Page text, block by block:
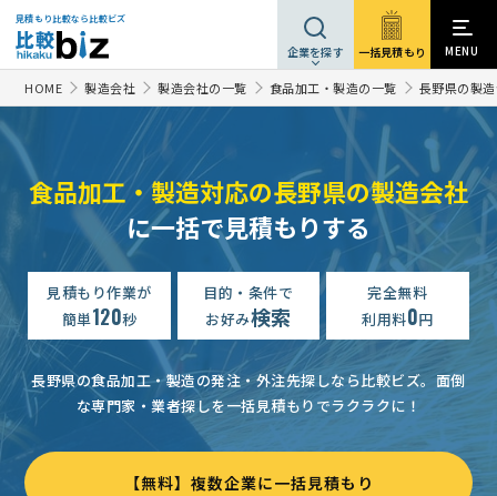
見積もり比較なら比較ビズ
企業を探す 一括見積もり MENU
HOME 製造会社 製造会社の一覧 食品加工・製造の一覧 長野県の製
食品加工・製造対応の長野県の製造会社
に一括で見積もりする
見積もり作業が
簡単120秒
目的・条件で
お好み検索
完全無料
利用料0円
長野県の食品加工・製造の発注・外注先探しなら比較ビズ。面倒
な専門家・業者探しを一括見積もりでラクラクに！
【無料】複数企業に一括見積もり